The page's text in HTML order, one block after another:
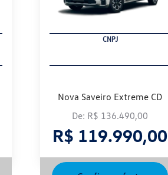
PRODUTOR RURAL
Nova Saveiro Extreme CD
De: R$ 136.490,00
R$ 119.990,00